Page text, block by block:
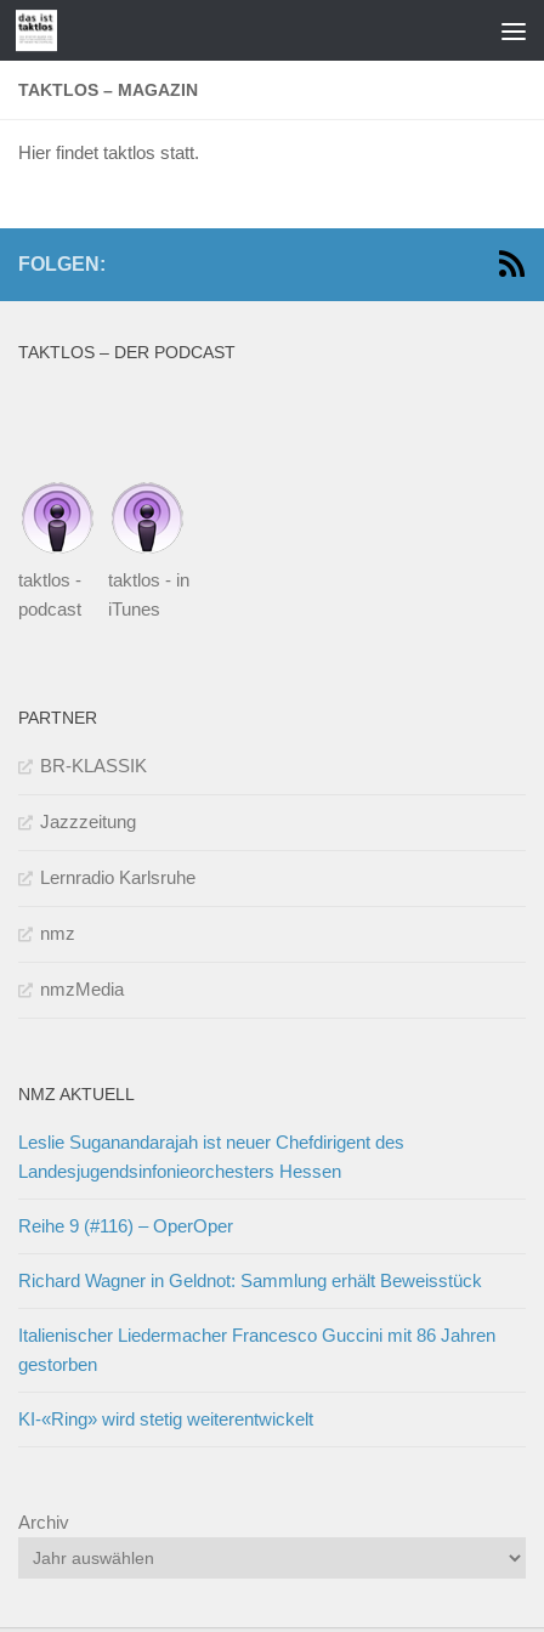
Zum Inhalt springen
TAKTLOS – MAGAZIN
Hier findet taktlos statt.
FOLGEN:
TAKTLOS – DER PODCAST
taktlos -
podcast
taktlos - in
iTunes
PARTNER
BR-KLASSIK
Jazzzeitung
Lernradio Karlsruhe
nmz
nmzMedia
NMZ AKTUELL
Leslie Suganandarajah ist neuer Chefdirigent des
Landesjugendsinfonieorchesters Hessen
Reihe 9 (#116) – OperOper
Richard Wagner in Geldnot: Sammlung erhält Beweisstück
Italienischer Liedermacher Francesco Guccini mit 86 Jahren
gestorben
KI-«Ring» wird stetig weiterentwickelt
Archiv